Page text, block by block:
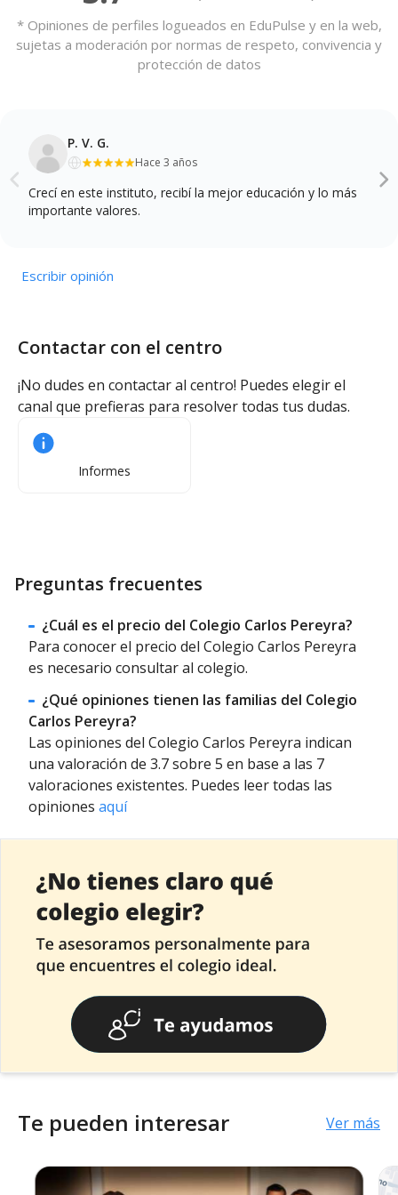
* Opiniones de perfiles logueados en EduPulse y en la web,
sujetas a moderación por normas de respeto, convivencia y
protección de datos
P. V. G.
Hace 3 años
Crecí en este instituto, recibí la mejor educación y lo más
importante valores.
Escribir opinión
Contactar con el centro
¡No dudes en contactar al centro! Puedes elegir el
canal que prefieras para resolver todas tus dudas.
Informes
Preguntas frecuentes
¿Cuál es el precio del Colegio Carlos Pereyra?
Para conocer el precio del Colegio Carlos Pereyra
es necesario consultar al colegio.
¿Qué opiniones tienen las familias del Colegio
Carlos Pereyra?
Las opiniones del Colegio Carlos Pereyra indican
una valoración de 3.7 sobre 5 en base a las 7
valoraciones existentes. Puedes leer todas las
opiniones aquí
Te pueden interesar Ver más